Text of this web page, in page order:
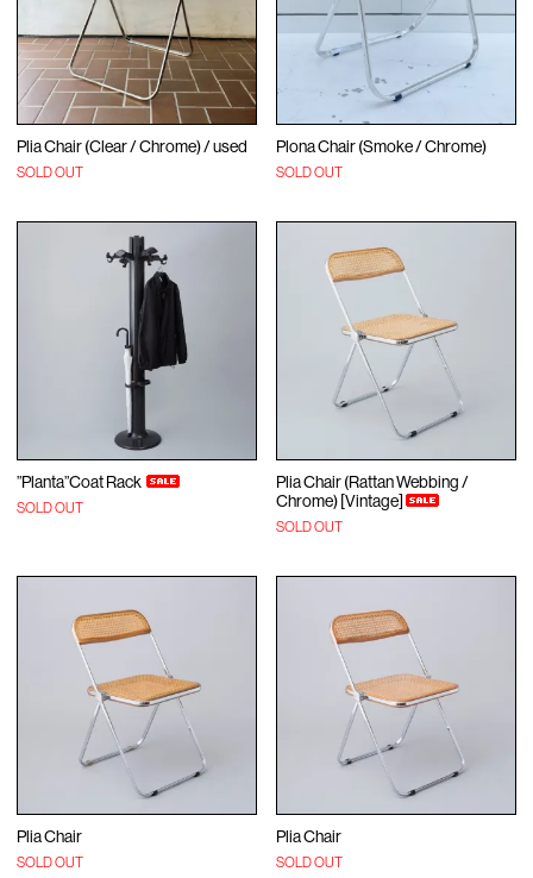
Plia Chair (Clear / Chrome) / used
SOLD OUT
Plona Chair (Smoke / Chrome)
SOLD OUT
”Planta”Coat Rack
SOLD OUT
Plia Chair (Rattan Webbing /
Chrome) [Vintage]
SOLD OUT
Plia Chair
SOLD OUT
Plia Chair
SOLD OUT